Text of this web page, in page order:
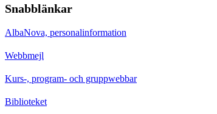
Snabblänkar
AlbaNova, personalinformation
Webbmejl
Kurs-, program- och gruppwebbar
Biblioteket